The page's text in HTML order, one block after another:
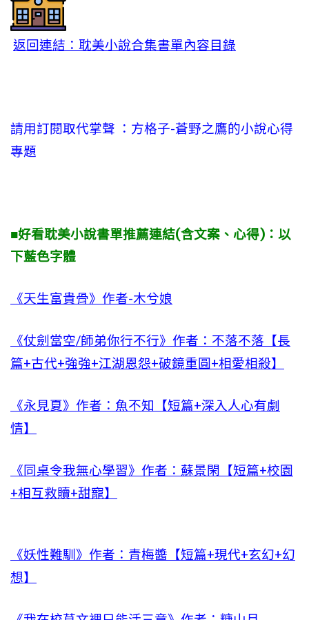
返回連結：耽美小說合集書單內容目錄
請用訂閱取代掌聲 ：方格子-蒼野之鷹的小說心得
專題
■好看耽美小說書單推薦連結(含文案、心得)：以
下藍色字體
《天生富貴骨》作者-木兮娘
《仗劍當空/師弟你行不行》作者：不落不落【長
篇+古代+強強+江湖恩怨+破鏡重圓+相愛相殺】
《永見夏》作者：魚不知【短篇+深入人心有劇
情】
《同桌令我無心學習》作者：蘇景閑【短篇+校園
+相互救贖+甜寵】
《妖性難馴》作者：青梅醬【短篇+現代+玄幻+幻
想】